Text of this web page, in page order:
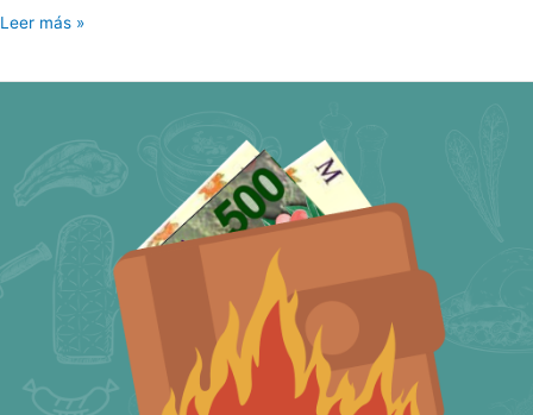
Leer más »
CARNE
CONTINÚAN
AUMENTANDO
SIN